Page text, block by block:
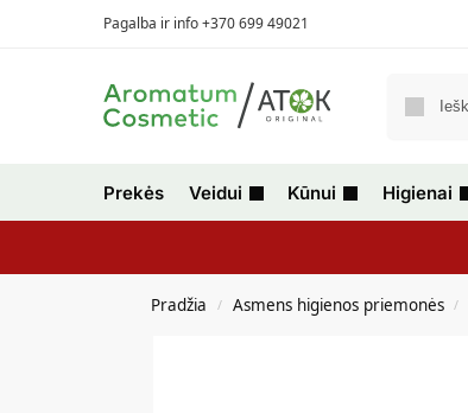
Pagalba ir info +370 699 49021
Prekės Veidui Kūnui Higienai
Pradžia / Asmens higienos priemonės /